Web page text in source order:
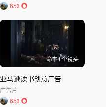
653
命中1个镜头
亚马逊读书创意广告
广告片
653